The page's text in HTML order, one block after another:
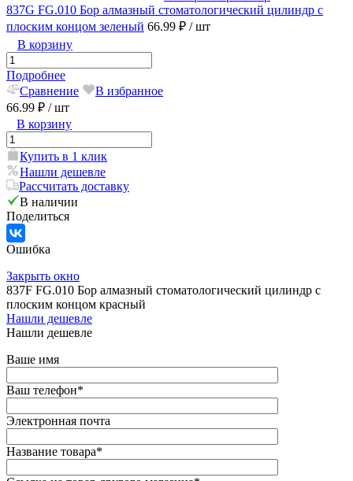
837G FG.010 Бор алмазный стоматологический цилиндр с
плоским концом зеленый 66.99 ₽ / шт
В корзину
Подробнее
Сравнение
В избранное
66.99 ₽ / шт
В корзину
Купить в 1 клик
Нашли дешевле
Рассчитать доставку
В наличии
Поделиться
Ошибка
Закрыть окно
837F FG.010 Бор алмазный стоматологический цилиндр с
плоским концом красный
Нашли дешевле
Нашли дешевле
Ваше имя
Ваш телефон*
Электронная почта
Название товара*